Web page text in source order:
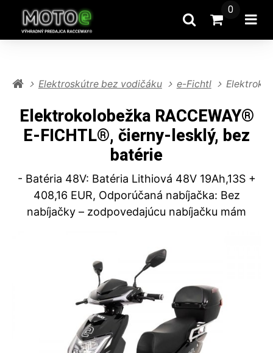
HľadaťPrejsť na
0
Elektroskútre bez vodičáku e-Fichtl
Elektrokolobežka RACCEWAY®
E-FICHTL®, čierny-lesklý, bez
batérie
- Batéria 48V: Batéria Lithiová 48V 19Ah,13S +
408,16 EUR, Odporúčaná nabíjačka: Bez
nabíjačky – zodpovedajúcu nabíjačku mám